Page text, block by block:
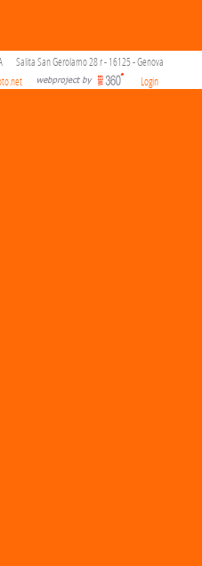
Salita San Gerolamo 28 r - 16125 - Genova
Login